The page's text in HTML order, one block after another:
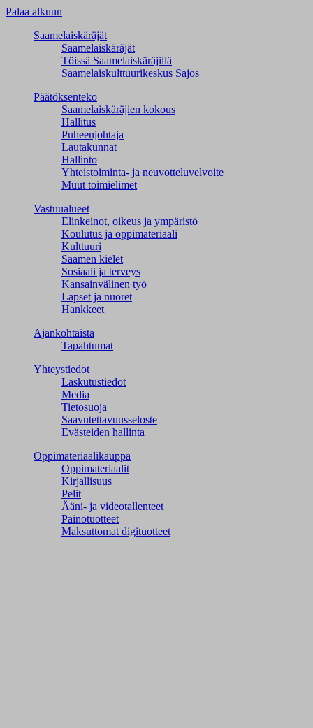
Palaa alkuun
Saamelaiskäräjät
Saamelaiskäräjät
Töissä Saamelaiskäräjillä
Saamelaiskulttuuri­keskus Sajos
Päätöksenteko
Saamelaiskäräjien kokous
Hallitus
Puheenjohtaja
Lautakunnat
Hallinto
Yhteistoiminta- ja neuvotteluvelvoite
Muut toimielimet
Vastuualueet
Elinkeinot, oikeus ja ympäristö
Koulutus ja oppimateriaali
Kulttuuri
Saamen kielet
Sosiaali ja terveys
Kansainvälinen työ
Lapset ja nuoret
Hankkeet
Ajankohtaista
Tapahtumat
Yhteystiedot
Laskutustiedot
Media
Tietosuoja
Saavutettavuusseloste
Evästeiden hallinta
Oppimateriaalikauppa
Oppimateriaalit
Kirjallisuus
Pelit
Ääni- ja videotallenteet
Painotuotteet
Maksuttomat digituotteet